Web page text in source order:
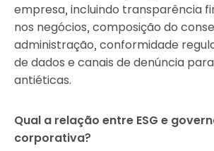
empresa, incluindo transparência
nos negócios, composição do
administração, conformidade
de dados e canais de denúncia
antiéticas.
Qual a relação entre ESG e
corporativa?